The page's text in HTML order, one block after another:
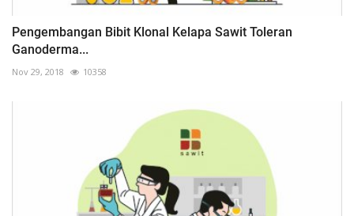
Pengembangan Bibit Klonal Kelapa Sawit Toleran
Ganoderma...
Nov 29, 2018 10358